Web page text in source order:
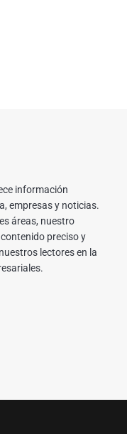
información
empresas y noticias.
áreas, nuestro
preciso y
lectores en la